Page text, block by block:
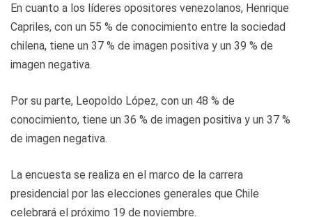
En cuanto a los líderes opositores venezolanos, Henrique
Capriles, con un 55 % de conocimiento entre la sociedad
chilena, tiene un 37 % de imagen positiva y un 39 % de
imagen negativa.
Por su parte, Leopoldo López, con un 48 % de
conocimiento, tiene un 36 % de imagen positiva y un 37 %
de imagen negativa.
La encuesta se realiza en el marco de la carrera
presidencial por las elecciones generales que Chile
celebrará el próximo 19 de noviembre.